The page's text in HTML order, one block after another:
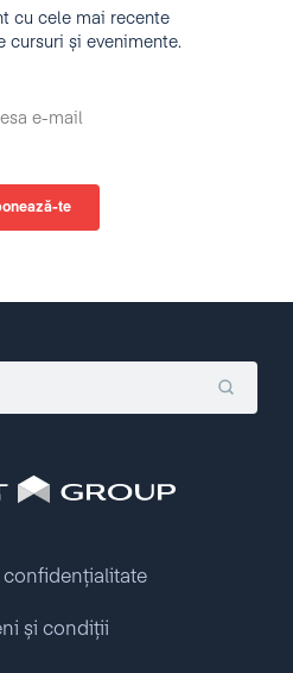
cu cele mai recente
cursuri și evenimente.
confidențialitate
și condiții